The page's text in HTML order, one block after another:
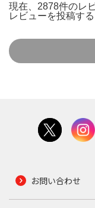
現在、2878件のレ
レビューを投稿す
お問い合わせ